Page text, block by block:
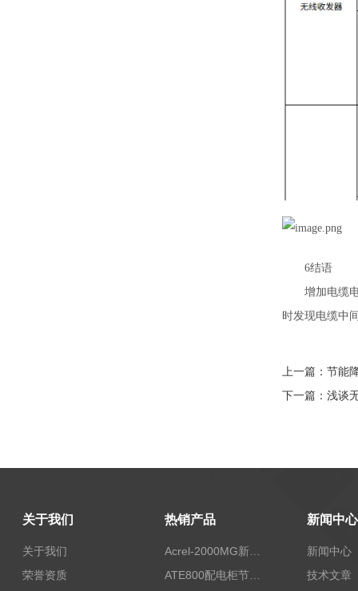
6结语
增加电缆电
时发现电缆中
上一篇： 节能
下一篇： 浅谈
关于我们
关于我们
荣誉资质
热销产品
Acrel-2000MG新能源消纳安科瑞微电网能量管理系统
ATE800配电柜节点无线测温/表带捆绑/无源感应取电
新闻中心
新闻中心
技术文章